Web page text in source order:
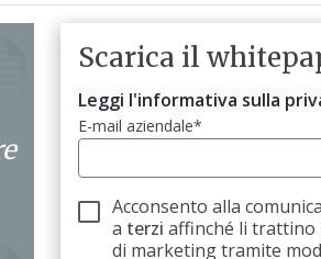
Scarica il
Leggi l'informativa sulla
E-mail aziendale*
Acconsento alla
a terzi affinché li
di marketing tramite